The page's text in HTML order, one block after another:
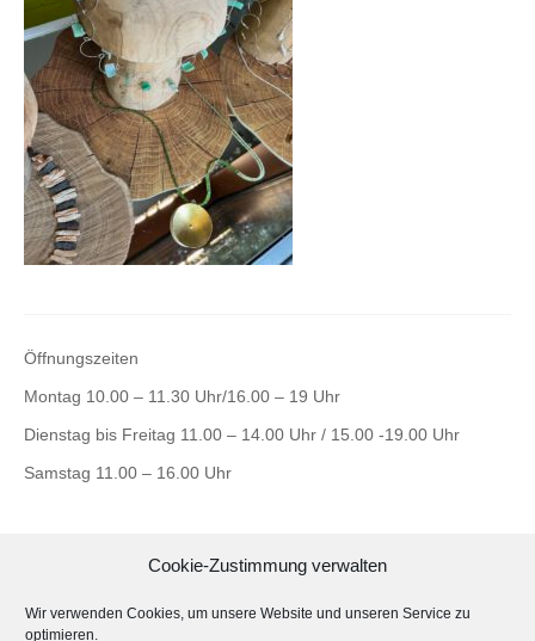
Cookie-Zustimmung verwalten
Wir verwenden Cookies, um unsere Website und unseren Service zu
optimieren.
Imke Jörns
Öffnungszeiten
Montag 10.00 – 11.30 Uhr/16.00 – 19 Uhr
Dienstag bis Freitag 11.00 – 14.00 Uhr / 15.00 -19.00 Uhr
Samstag 11.00 – 16.00 Uhr
Ateliergemeinschaft ultramaringelb
Görlitzer Str. 23 HH